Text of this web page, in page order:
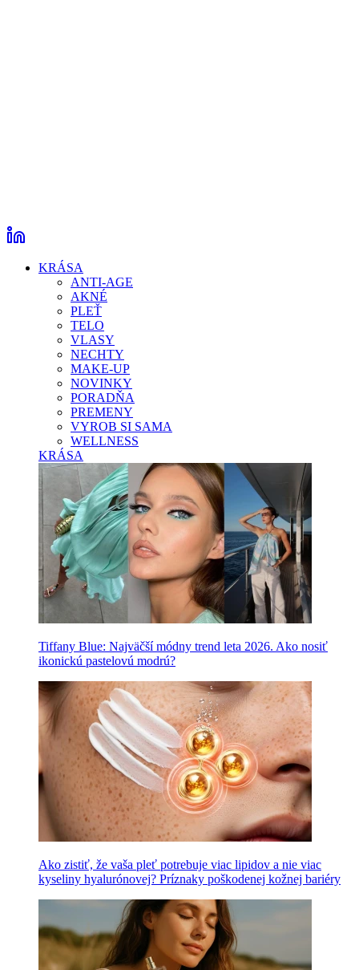
KRÁSA
ANTI-AGE
AKNÉ
PLEŤ
TELO
VLASY
NECHTY
MAKE-UP
NOVINKY
PORADŇA
PREMENY
VYROB SI SAMA
WELLNESS
KRÁSA
Tiffany Blue: Najväčší módny trend leta 2026. Ako nosiť
ikonickú pastelovú modrú?
Ako zistiť, že vaša pleť potrebuje viac lipidov a nie viac
kyseliny hyalurónovej? Príznaky poškodenej kožnej bariéry